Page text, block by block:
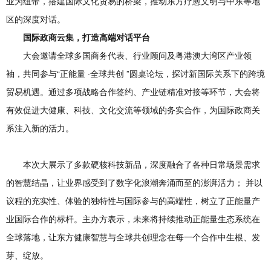
区的深度对话。
国际政商云集，打造高端对话平台
大会邀请全球多国商务代表、行业顾问及粤港澳大湾区产业领
袖，共同参与“正能量 ·全球共创 ”圆桌论坛，探讨新国际关系下的跨境
贸易机遇。通过多项战略合作签约、产业链精准对接等环节，大会将
有效促进大健康、科技、文化交流等领域的务实合作，为国际政商关
系注入新的活力。
本次大展示了多款硬核科技新品，深度融合了各种日常场景需求
的智慧结晶，让业界感受到了数字化浪潮奔涌而至的澎湃活力； 并以
议程的充实性、体验的独特性与国际参与的高端性，树立了正能量产
业国际合作的标杆。主办方表示，未来将持续推动正能量生态系统在
全球落地，让东方健康智慧与全球共创理念在每一个合作中生根、发
芽、绽放。